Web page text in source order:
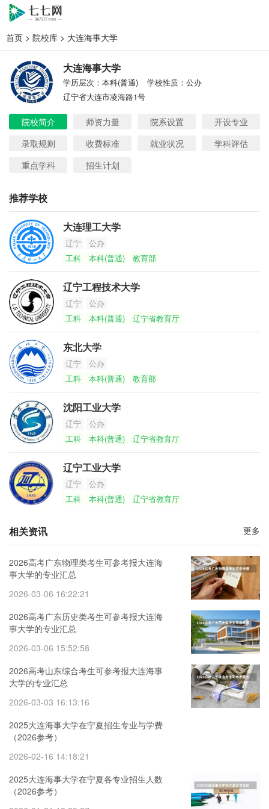
首页 > 院校库 > 大连海事大学
大连海事大学
学历层次：本科(普通)
学校性质：公办
辽宁省大连市凌海路1号
院校简介 师资力量 院系设置
开设专业
录取规则
收费标准 就业状况
学科评估
重点学科
招生计划
推荐学校
大连理工大学
辽宁
公办
工科
本科(普通) 教育部
辽宁工程技术大学
辽宁
公办
工科
本科(普通) 辽宁省教育厅
东北大学
辽宁
公办
工科
本科(普通) 教育部
沈阳工业大学
辽宁
公办
工科
本科(普通) 辽宁省教育厅
辽宁工业大学
辽宁
公办
工科
本科(普通) 辽宁省教育厅
相关资讯 更多
2026高考广东物理类考生可参考报大连海
事大学的专业汇总
2026-03-06 16:22:21
2026高考广东历史类考生可参考报大连海
事大学的专业汇总
2026-03-06 15:52:58
2026高考山东综合考生可参考报大连海事
大学的专业汇总
2026-03-03 16:13:16
2025大连海事大学在宁夏招生专业与学费
（2026参考）
2026-02-16 14:18:21
2025大连海事大学在宁夏各专业招生人数
（2026参考）